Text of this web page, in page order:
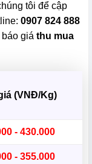
tôi để cập
0907 824 888
giá thu mua
(VNĐ/Kg)
- 430.000
- 355.000